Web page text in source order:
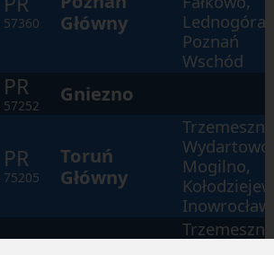
57360
Główny
Lednogóra,
Poznań
Wschód
PR
57252 Gniezno
PR
75205
Toruń
Główny
Mogilno,
Inowrocław